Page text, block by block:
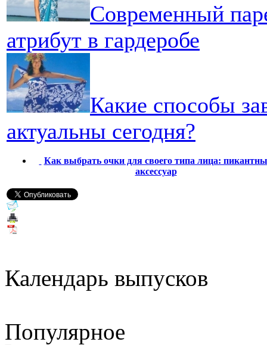
Современный
атрибут в гардеробе
Какие способы
актуальны сегодня?
Как выбрать очки для своего типа лица:
аксессуар
Календарь выпусков
Популярное